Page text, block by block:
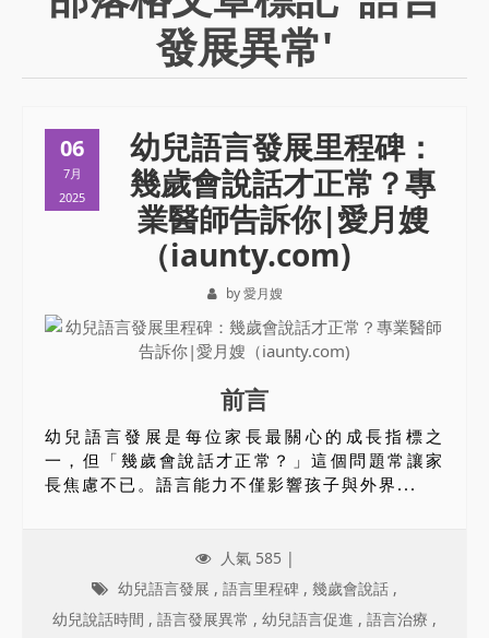
發展異常'
06
7月
2025
幼兒語言發展里程碑：
幾歲會說話才正常？專
業醫師告訴你|愛月嫂
（iaunty.com)
by 愛月嫂
前言
幼兒語言發展是每位家長最關心的成長指標之
一，但「幾歲會說話才正常？」這個問題常讓家
長焦慮不已。語言能力不僅影響孩子與外界...
人氣 585 |
幼兒語言發展 , 語言里程碑 , 幾歲會說話 ,
幼兒說話時間 , 語言發展異常 , 幼兒語言促進 , 語言治療 ,